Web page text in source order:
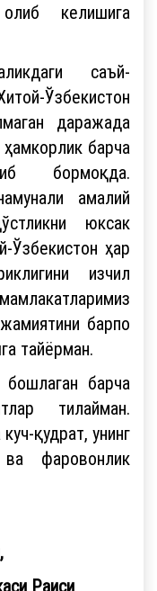
келишига
саъй-
Ўзбекистон
даражада
барча
бормоқда.
амалий
юксак
Ўзбекистон ҳар
изчил
барпо
тайёрман.
барча
тилайман.
қудрат, унинг
фаровонлик
Раиси